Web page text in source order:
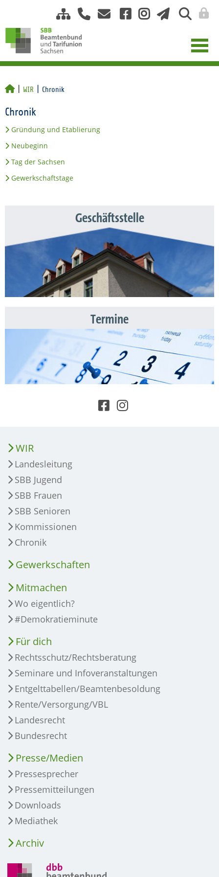
WIR Chronik
Chronik
Gründung und Etablierung
Neubeginn
Tag der Sachsen
Gewerkschaftstage
Geschäftsstelle
Termine
WIR
Landesleitung
SBB Jugend
SBB Frauen
SBB Senioren
Kommissionen
Chronik
Gewerkschaften
Mitmachen
Wo eigentlich?
#Demokratieminute
Für dich
Rechtsschutz/Rechtsberatung
Seminare und Infoveranstaltungen
Entgelttabellen/Beamtenbesoldung
Rente/Versorgung/VBL
Landesrecht
Bundesrecht
Presse/Medien
Pressesprecher
Pressemitteilungen
Downloads
Mediathek
Archiv